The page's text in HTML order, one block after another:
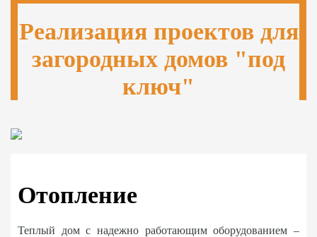
Реализация проектов для
загородных домов "под
ключ"
Отопление
Теплый дом с надежно работающим оборудованием –